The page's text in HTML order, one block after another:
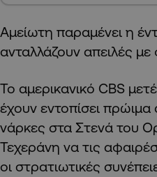
Αμείωτη παραμένει η
ανταλλάζουν απειλές
Το αμερικανικό CBS
έχουν εντοπίσει πρώιμα
νάρκες στα Στενά του
Τεχεράνη να τις
οι στρατιωτικές